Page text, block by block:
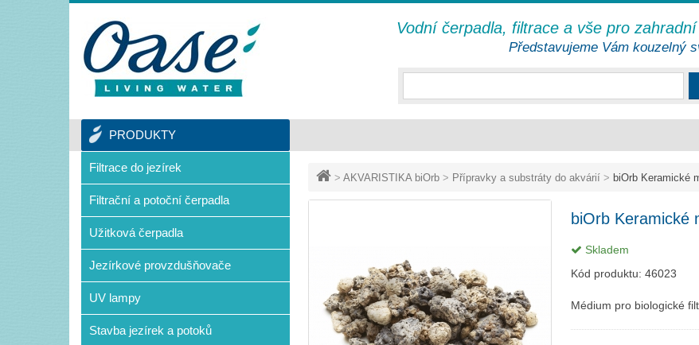
> AKVARISTIKA biOrb > Přípravky a substráty do akvárií > biOrb Keramické
biOrb Keramické
Skladem
Kód produktu: 46023
Médium pro biologické
PRODUKTY
Filtrace do jezírek
Filtrační a potoční čerpadla
Užitková čerpadla
Jezírkové provzdušňovače
UV lampy
Stavba jezírek a potoků
Vodní čerpadla, filtrace a vše pro
Představujeme Vám kouzelný